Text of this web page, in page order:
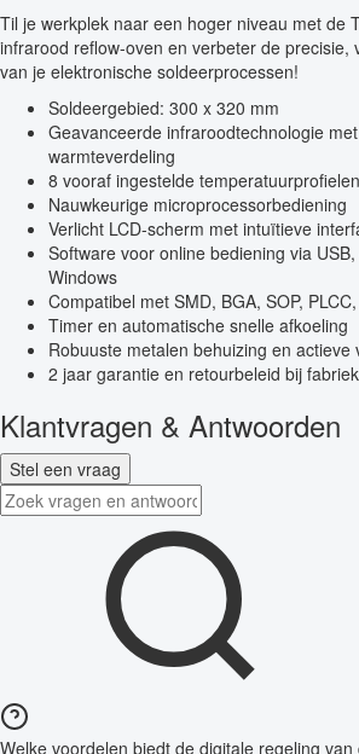
Til je werkplek naar een hoger niveau met de
infrarood reflow-oven en verbeter de precisie,
van je elektronische soldeerprocessen!
Soldeergebied: 300 x 320 mm
Geavanceerde infraroodtechnologie
warmteverdeling
8 vooraf ingestelde temperatuurprofielen
Nauwkeurige microprocessorbediening
Verlicht LCD-scherm met intuïtieve
Software voor online bediening via
Windows
Compatibel met SMD, BGA, SOP,
Timer en automatische snelle afkoeling
Robuuste metalen behuizing en actieve
2 jaar garantie en retourbeleid bij
Klantvragen & Antwoorden
Stel een vraag
Welke voordelen biedt de digitale regeling